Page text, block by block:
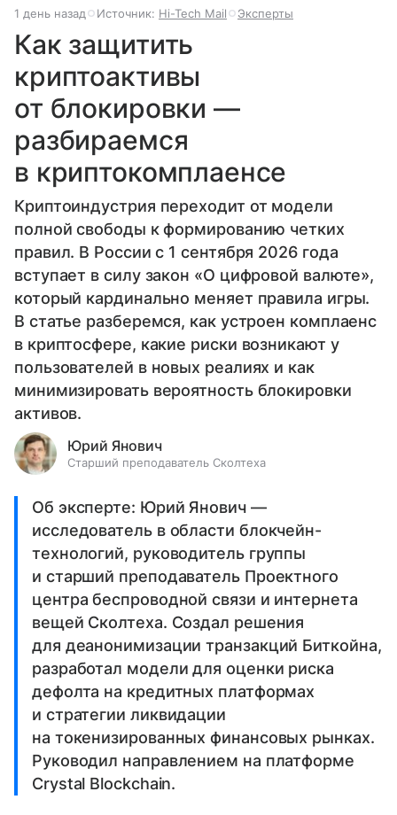
1 день назад Источник: Hi-Tech Mail Эксперты
Как защитить
криптоактивы
от блокировки —
разбираемся
в криптокомплаенсе
Криптоиндустрия переходит от модели
полной свободы к формированию четких
правил. В России с 1 сентября 2026 года
вступает в силу закон «О цифровой валюте»,
который кардинально меняет правила игры.
В статье разберемся, как устроен комплаенс
в криптосфере, какие риски возникают у
пользователей в новых реалиях и как
минимизировать вероятность блокировки
активов.
Юрий Янович
Старший преподаватель Сколтеха
Об эксперте: Юрий Янович —
исследователь в области блокчейн-
технологий, руководитель группы
и старший преподаватель Проектного
центра беспроводной связи и интернета
вещей Сколтеха. Создал решения
для деанонимизации транзакций Биткойна,
разработал модели для оценки риска
дефолта на кредитных платформах
и стратегии ликвидации
на токенизированных финансовых рынках.
Руководил направлением на платформе
Crystal Blockchain.